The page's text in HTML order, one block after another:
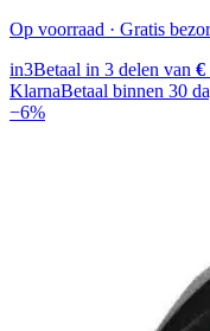
Op voorraad · Gratis
in3Betaal in 3 delen van €
KlarnaBetaal binnen 30
−6%